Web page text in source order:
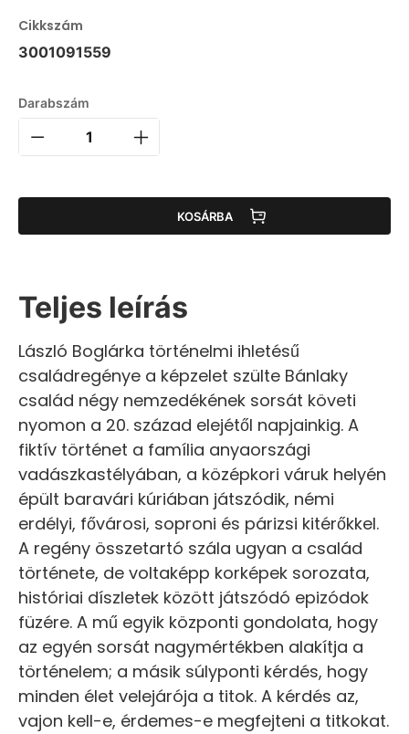
Cikkszám
3001091559
Darabszám
KOSÁRBA
Teljes leírás
László Boglárka történelmi ihletésű
családregénye a képzelet szülte Bánlaky
család négy nemzedékének sorsát követi
nyomon a 20. század elejétől napjainkig. A
fiktív történet a família anyaországi
vadászkastélyában, a középkori váruk helyén
épült baravári kúriában játszódik, némi
erdélyi, fővárosi, soproni és párizsi kitérőkkel.
A regény összetartó szála ugyan a család
története, de voltaképp korképek sorozata,
históriai díszletek között játszódó epizódok
füzére. A mű egyik központi gondolata, hogy
az egyén sorsát nagymértékben alakítja a
történelem; a másik súlyponti kérdés, hogy
minden élet velejárója a titok. A kérdés az,
vajon kell-e, érdemes-e megfejteni a titkokat.